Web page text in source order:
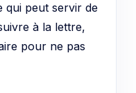
qui peut servir de
à la lettre,
pour ne pas